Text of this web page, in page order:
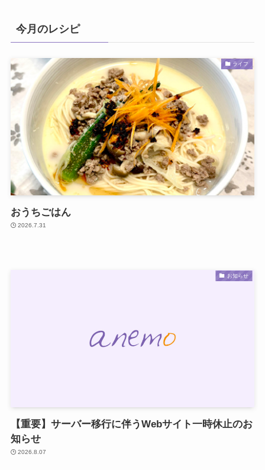
今月のレシピ
ライフ
おうちごはん
2026.7.31
お知らせ
【重要】サーバー移行に伴うWebサイト一時休止のお
知らせ
2026.8.07